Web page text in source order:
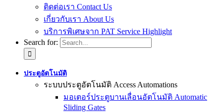
ติดต่อเรา Contact Us
เกี่ยวกับเรา About Us
บริการพิเศษจาก PAT Service Highlight
Search for:
ประตูอัตโนมัติ
ระบบประตูอัตโนมัติ Access Automations
มอเตอร์ประตูบานเลื่อนอัตโนมัติ Automatic
Sliding Gates